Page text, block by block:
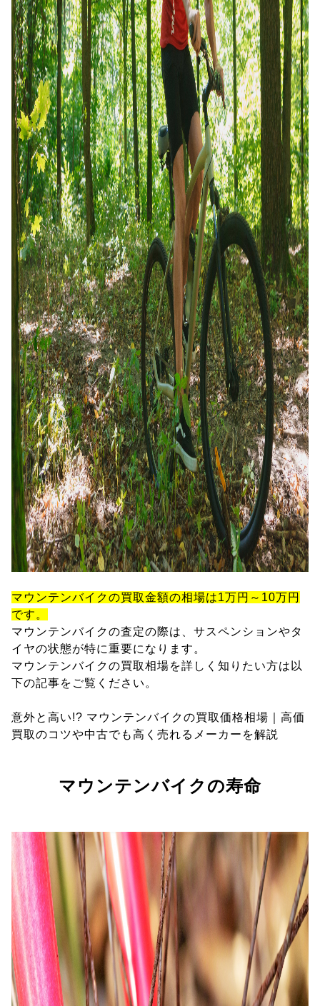
マウンテンバイクの買取金額の相場は1万円～10万円
です。
マウンテンバイクの査定の際は、サスペンションやタ
イヤの状態が特に重要になります。
マウンテンバイクの買取相場を詳しく知りたい方は以
下の記事をご覧ください。
意外と高い!? マウンテンバイクの買取価格相場｜高価
買取のコツや中古でも高く売れるメーカーを解説
マウンテンバイクの寿命